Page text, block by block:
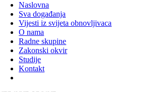
Naslovna
Sva događanja
Vijesti iz svijeta obnovljivaca
O nama
Radne skupine
Zakonski okvir
Studije
Kontakt